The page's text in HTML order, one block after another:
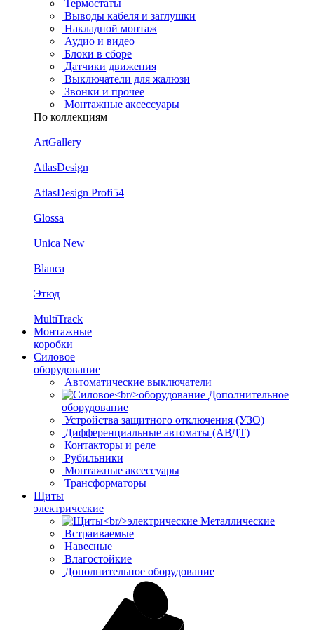
Термостаты
Выводы кабеля и заглушки
Накладной монтаж
Аудио и видео
Блоки в сборе
Датчики движения
Выключатели для жалюзи
Звонки и прочее
Монтажные аксессуары
По коллекциям
ArtGallery
AtlasDesign
AtlasDesign Profi54
Glossa
Unica New
Blanca
Этюд
MultiTrack
Монтажные
коробки
Силовое
оборудование
Автоматические выключатели
Дополнительное
оборудование
Устройства защитного отключения (УЗО)
Дифференциальные автоматы (АВДТ)
Контакторы и реле
Рубильники
Монтажные аксессуары
Трансформаторы
Щиты
электрические
Металлические
Встраиваемые
Навесные
Влагостойкие
Дополнительное оборудование